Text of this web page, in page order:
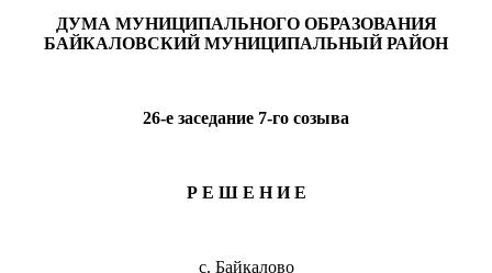
ДУМА МУНИЦИПАЛЬНОГО ОБРАЗОВАНИЯ
БАЙКАЛОВСКИЙ МУНИЦИПАЛЬНЫЙ РАЙОН
26-е заседание 7-го созыва
Р Е Ш Е Н И Е
с. Байкалово